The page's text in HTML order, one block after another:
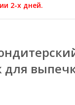
2-х дней.
для